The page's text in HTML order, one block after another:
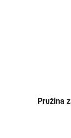
Pružina